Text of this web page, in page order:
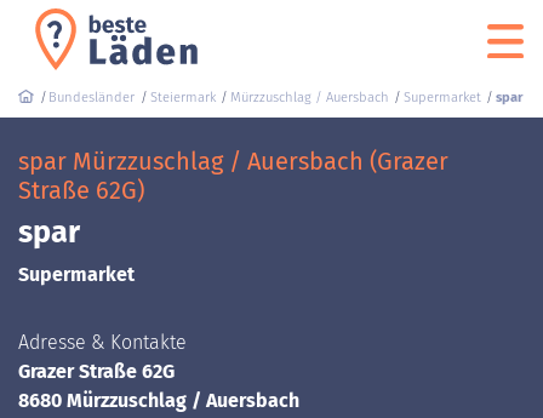
Bundesländer Steiermark Mürzzuschlag / Auersbach Supermarket spar
spar Mürzzuschlag / Auersbach (Grazer
Straße 62G)
spar
Supermarket
Adresse & Kontakte
Grazer Straße 62G
8680 Mürzzuschlag / Auersbach